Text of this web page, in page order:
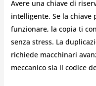
Avere una chiave di
intelligente. Se la
funzionare, la copia ti
senza stress. La
richiede macchinari
meccanico sia il codice